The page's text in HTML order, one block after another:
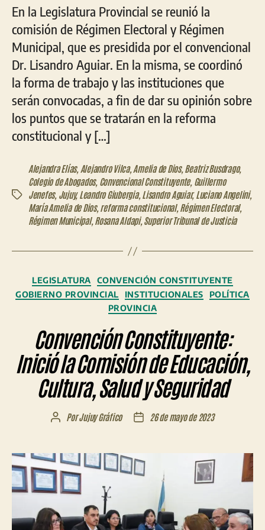
En la Legislatura Provincial se reunió la
comisión de Régimen Electoral y Régimen
Municipal, que es presidida por el convencional
Dr. Lisandro Aguiar. En la misma, se coordinó
la forma de trabajo y las instituciones que
serán convocadas, a fin de dar su opinión sobre
los puntos que se tratarán en la reforma
constitucional y […]
Etiquetas
Alejandra Elías, Alejandro Vilca, Amelia de Dios, Beatriz Busdrago,
Colegio de Abogados, Convencional Constituyente, Guillermo
Jenefes, Jujuy,Leandro Giubergia, Lisandro Aguiar,Luciano Angelini,
María Amelia de Dios, reforma constitucional, Régimen Electoral,
Régimen Municipal, Rosana Aldapi, Superior Tribunal de Justicia
Categorías
LEGISLATURA
CONVENCIÓN CONSTITUYENTE
GOBIERNO PROVINCIAL
INSTITUCIONALES
POLÍTICA
PROVINCIA
Convención Constituyente:
Inició la Comisión de Educación,
Cultura, Salud y Seguridad
Autor
entrada
PorJujuy Gráfico
Fecha
entrada
26 de mayo de 2023